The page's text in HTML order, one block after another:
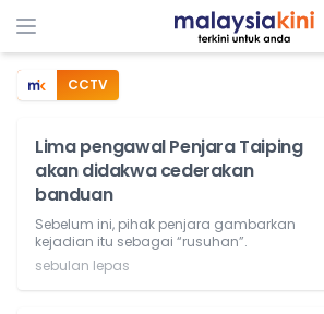
CCTV
Lima pengawal Penjara Taiping
akan didakwa cederakan
banduan
Sebelum ini, pihak penjara gambarkan
kejadian itu sebagai “rusuhan”.
sebulan lepas